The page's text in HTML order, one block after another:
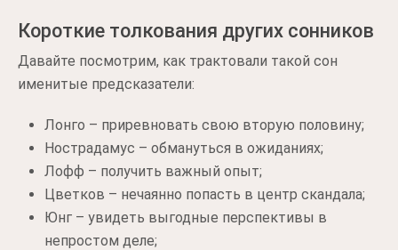
Короткие толкования других сонников
Давайте посмотрим, как трактовали такой сон
именитые предсказатели:
Лонго – приревновать свою вторую половину;
Нострадамус – обмануться в ожиданиях;
Лофф – получить важный опыт;
Цветков – нечаянно попасть в центр скандала;
Юнг – увидеть выгодные перспективы в
непростом деле;